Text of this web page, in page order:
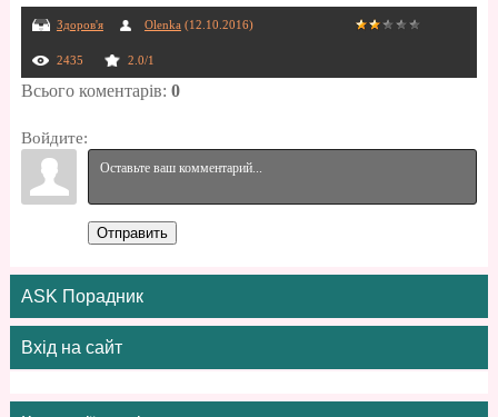
Здоров'я Olenka (12.10.2016)
2435 2.0/1
Всього коментарів: 0
Войдите:
Отправить
ASK Порадник
Вхід на сайт